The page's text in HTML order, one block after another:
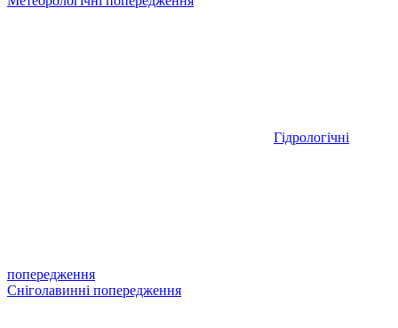
Гідрологічні
попередження
Сніголавинні попередження